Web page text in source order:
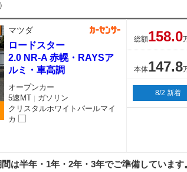
マツダ
ロードスター
2.0 NR-A 赤幌・RAYSア
ルミ・車高調
オープンカー
5速MT ｜ ガソリン
クリスタルホワイトパールマイ
カ
総額158.0
本体147.8
8/2 新着
は半年・1年・2年・3年でご準備していま